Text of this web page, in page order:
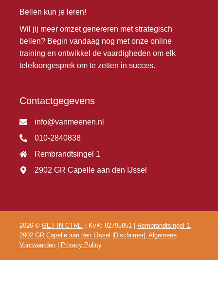
Bellen kun je leren!
Wil jij meer omzet genereren met strategisch
bellen? Begin vandaag nog met onze online
training en ontwikkel de vaardigheden om elk
telefoongesprek om te zetten in succes.
Contactgegevens
info@vanmeenen.nl
010-2840838
Rembrandtsingel 1
2902 GR Capelle aan den IJssel
2026 © GET IN CTRL. | KvK: 82795851 |
Rembrandtsingel 1,
2902 GR Capelle aan den IJssel
Disclaimer
Algemene
Voorwaarden
Privacy Policy